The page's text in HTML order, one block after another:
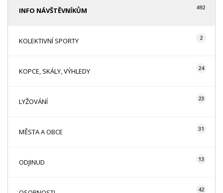
INFO NÁVŠTĚVNÍKŮM 492
KOLEKTIVNÍ SPORTY 2
KOPCE, SKÁLY, VÝHLEDY 24
LYŽOVÁNÍ 23
MĚSTA A OBCE 31
ODJINUD 13
42